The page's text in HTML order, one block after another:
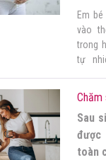
Em
vào
trong
tự
của cả
là
Ngày
Chăm
Sau
toàn